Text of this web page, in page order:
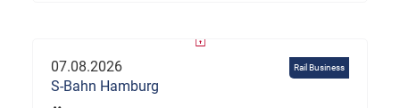
Rail Business
07.08.2026
S-Bahn Hamburg